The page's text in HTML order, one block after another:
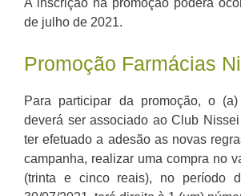
A inscrição na promoção poderá
de julho de 2021.
Promoção Farmácias
Para participar da promoção, o
deverá ser associado ao Club
ter efetuado a adesão as novas
campanha, realizar uma compra no
(trinta e cinco reais), no período